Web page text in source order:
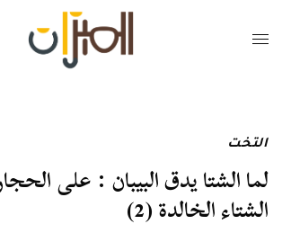
التخت
لما الشتا يدق البيبان : على
الشتاء الخالدة (2)